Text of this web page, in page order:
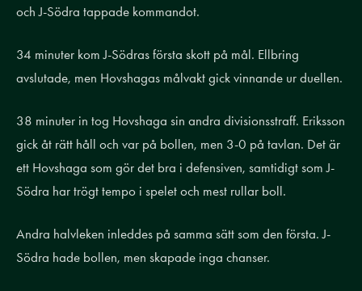
och J-Södra tappade kommandot.
34 minuter kom J-Södras första skott på mål. Ellbring
avslutade, men Hovshagas målvakt gick vinnande ur duellen.
38 minuter in tog Hovshaga sin andra divisionsstraff. Eriksson
gick åt rätt håll och var på bollen, men 3-0 på tavlan. Det är
ett Hovshaga som gör det bra i defensiven, samtidigt som J-
Södra har trögt tempo i spelet och mest rullar boll.
Andra halvleken inleddes på samma sätt som den första. J-
Södra hade bollen, men skapade inga chanser.